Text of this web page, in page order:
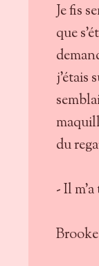
Je fis
que
j’étais
du
- Il